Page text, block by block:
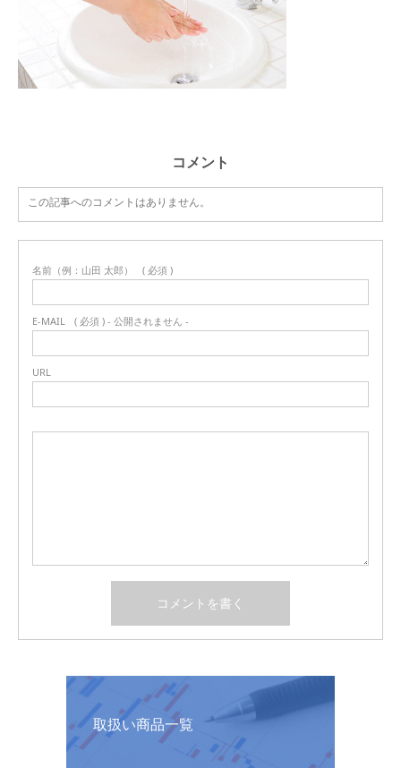
コメント
この記事へのコメントはありません。
名前（例：山田 太郎） ( 必須 )
E-MAIL ( 必須 ) - 公開されません -
URL
取扱い商品一覧